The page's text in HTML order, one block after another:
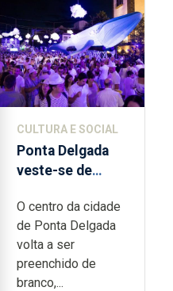
CULTURA E SOCIAL
Ponta Delgada
veste-se de
O centro da cidade
de Ponta Delgada
volta a ser
preenchido de
branco,...